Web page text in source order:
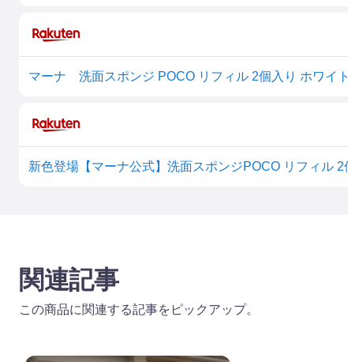
マーナ 洗面スポンジ POCO リフィル 2個入り ホワイト
関連記事
この商品に関連する記事をピックアップ。